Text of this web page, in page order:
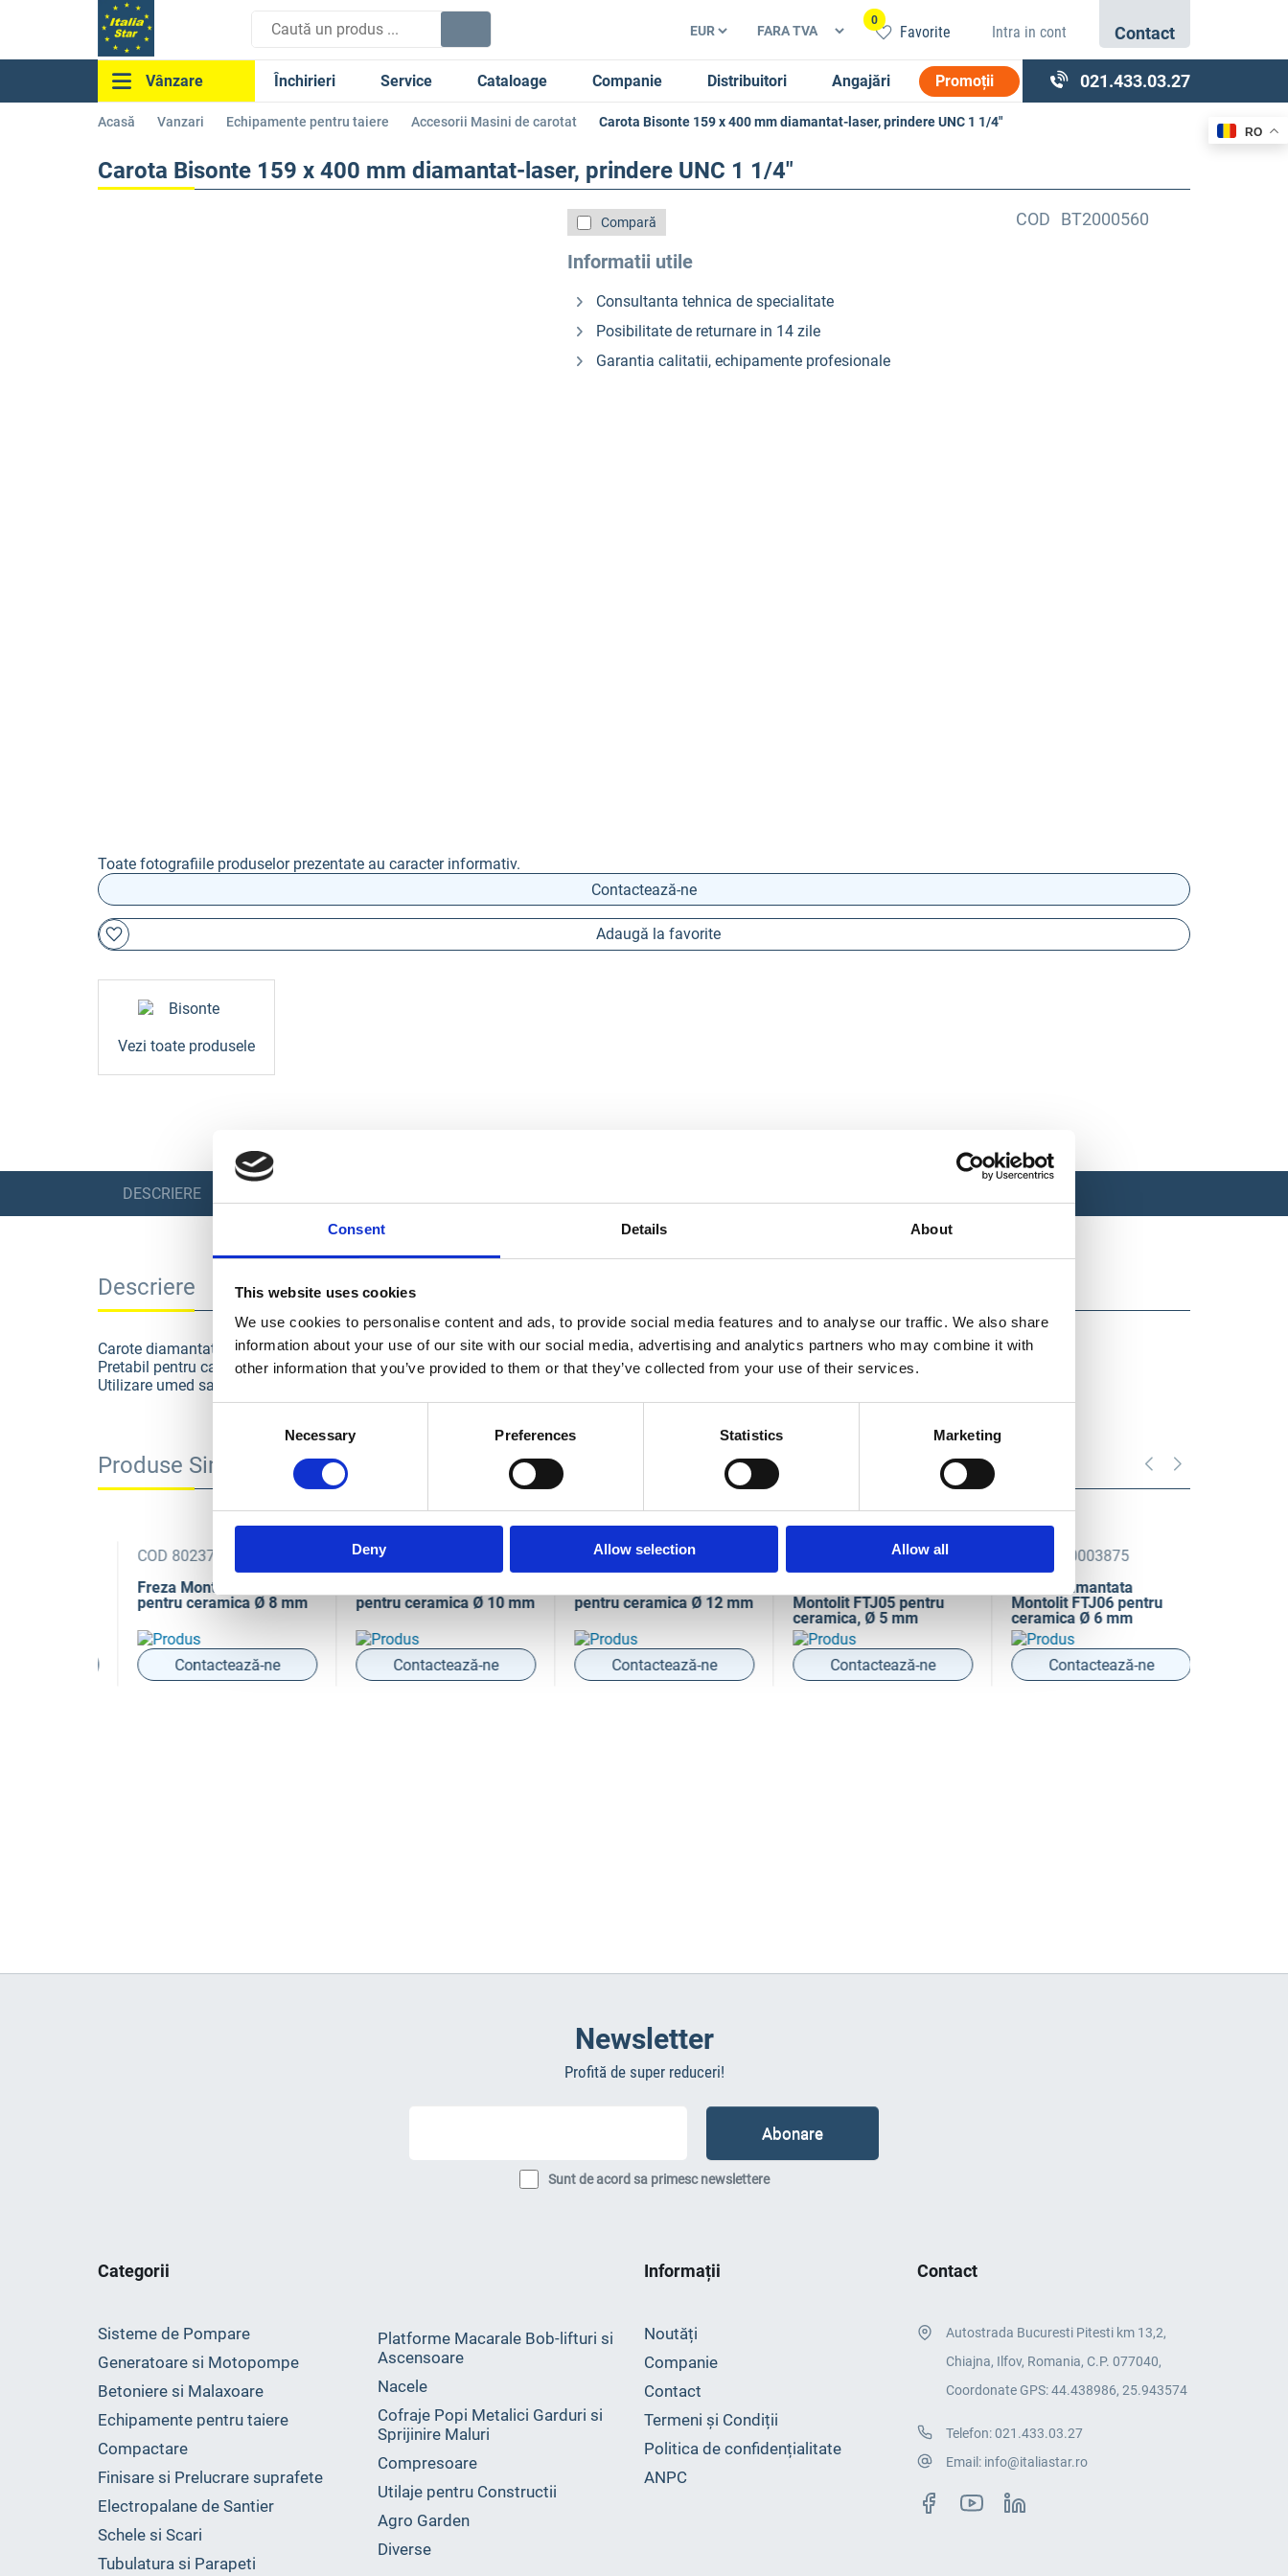
Consent Details About
This website uses cookies
We use cookies to personalise content and ads, to provide social media features and to analyse our traffic. We also share
information about your use of our site with our social media, advertising and analytics partners who may combine it with
other information that you’ve provided to them or that they’ve collected from your use of their services.
Necessary Preferences Statistics Marketing
Deny Allow selection Allow all
Favorite
0
Intra in cont Contact
Vânzare Închirieri Service Cataloage Companie Distribuitori Angajări Promoții 021.433.03.27
Acasă Vanzari Echipamente pentru taiere Accesorii Masini de carotat Carota Bisonte 159 x 400 mm diamantat-laser, prindere UNC 1 1/4″
Carota Bisonte 159 x 400 mm diamantat-laser, prindere UNC 1 1/4″
Toate fotografiile produselor prezentate au caracter informativ.
Compară
Informatii utile
Consultanta tehnica de specialitate
Posibilitate de returnare in 14 zile
Garantia calitatii, echipamente profesionale
COD BT2000560
Contactează-ne
Adaugă la favorite
Vezi toate produsele
DESCRIERE
Descriere
Carote diamantate de mare eficienta in gaurire, ce au o durata mare viata
Pretabil pentru caramida, beton si beton armat
Utilizare umed sau uscat
Produse Similare
COD 8023743015331
Freza Montolit FAJ08
pentru ceramica Ø 8 mm
Contactează-ne
COD 8023743015348
pentru ceramica Ø 10 mm
Contactează-ne
COD 8023743015355
pentru ceramica Ø 12 mm
Contactează-ne
COD 8023743012255
Montolit FTJ05 pentru
ceramica, Ø 5 mm
Contactează-ne
COD BM0003875
Freza diamantata
Montolit FTJ06 pentru
ceramica Ø 6 mm
Contactează-ne
Newsletter
Profită de super reduceri!
Sunt de acord sa primesc newslettere
Categorii
Sisteme de Pompare
Generatoare si Motopompe
Betoniere si Malaxoare
Echipamente pentru taiere
Compactare
Finisare si Prelucrare suprafete
Electropalane de Santier
Schele si Scari
Tubulatura si Parapeti
Platforme Macarale Bob-lifturi si
Ascensoare
Nacele
Cofraje Popi Metalici Garduri si
Sprijinire Maluri
Compresoare
Utilaje pentru Constructii
Agro Garden
Diverse
Informații
Noutăți
Companie
Contact
Termeni și Condiții
Politica de confidențialitate
ANPC
Contact
Autostrada Bucuresti Pitesti km 13,2,
Chiajna, Ilfov, Romania, C.P. 077040,
Coordonate GPS: 44.438986, 25.943574
Telefon:021.433.03.27
Email: info@italiastar.ro
RO